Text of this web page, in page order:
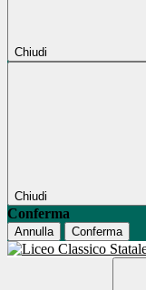
Chiudi
Chiudi
Conferma
Annulla Conferma